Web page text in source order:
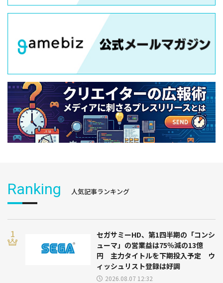
Ranking 人気記事ランキング
セガサミーHD、第1四半期の「コンシ
ューマ」の営業益は75％減の13億
円 主力タイトルを下期投入予定 ウ
ィッシュリスト登録は好調
2026.08.07 12:32